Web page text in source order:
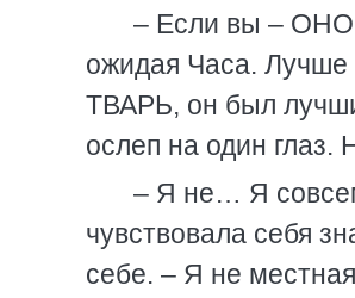
– Если вы –
ожидая Часа. Лучше
ТВАРЬ, он был
ослеп на один
– Я не… Я
чувствовала себя
себе. – Я не